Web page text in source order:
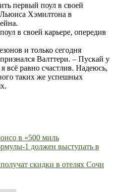
первый поул в своей
Хэмилтона в
в своей карьере, опередив
и только сегодня
Валттери. – Пускай у
всё равно счастлив. Надеюсь,
таких же успешных
в «500 миль
1 должен выступать в
скидки в отелях Сочи